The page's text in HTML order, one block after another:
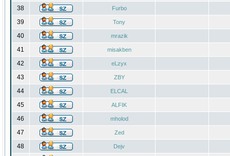
38 Furbo
39 Tony
40 mrazik
41 misakben
42 eLzyx
43 ZBY
44 ELCAL
45 ALFIK
46 mholod
47 Zed
48 Dejv